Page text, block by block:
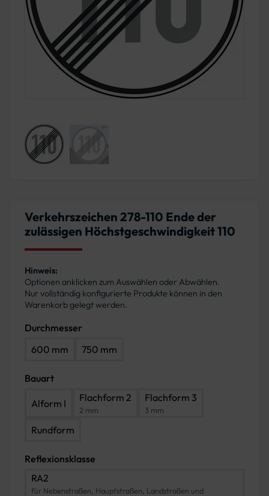
Verkehrszeichen 278-110 Ende der
zulässigen Höchstgeschwindigkeit 110
Hinweis:
Optionen anklicken zum Auswählen oder Abwählen.
Nur vollständig konfigurierte Produkte können in den
Warenkorb gelegt werden.
Durchmesser
600 mm
750 mm
Bauart
Alform I Flachform 2
2 mm
Flachform 3
3 mm
Rundform
Reflexionsklasse
RA2
für Nebenstraßen, Hauptstraßen, Landstraßen und